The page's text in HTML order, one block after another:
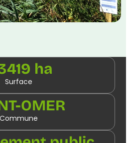
ha
Surface
OMER
Commune